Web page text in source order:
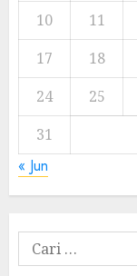
10
11
17
18
24
25
31
« Jun
Cari
untuk: